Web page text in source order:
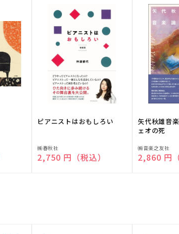
ピアニストはおもしろい
販
売
㈱春秋社
通常価格
2,750 円（税込）
矢代秋雄音
ェオの死
販
売
㈱音楽之友社
通常価格
2,860 円